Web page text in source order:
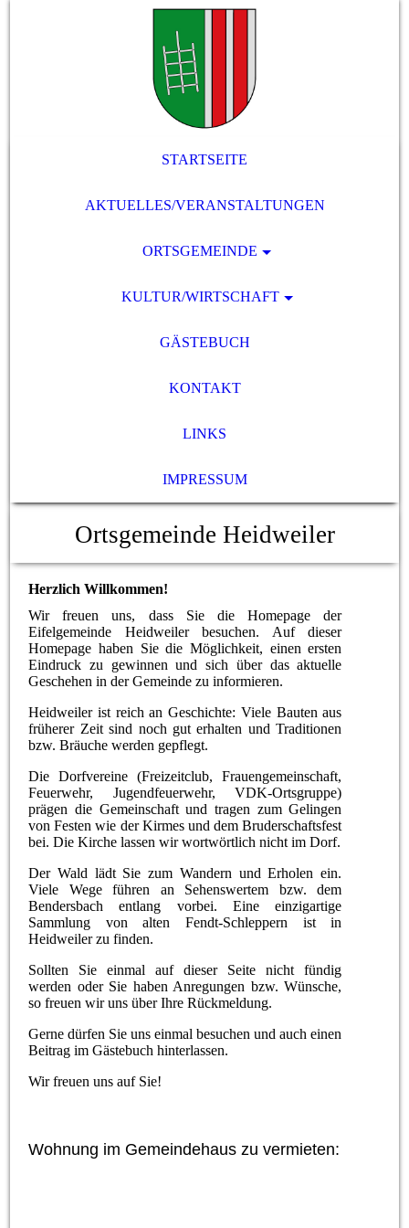
STARTSEITE
AKTUELLES/VERANSTALTUNGEN
ORTSGEMEINDE
KULTUR/WIRTSCHAFT
GÄSTEBUCH
KONTAKT
LINKS
IMPRESSUM
Ortsgemeinde Heidweiler
Herzlich Willkommen!
Wir freuen uns, dass Sie die Homepage der
Eifelgemeinde Heidweiler besuchen. Auf dieser
Homepage haben Sie die Möglichkeit, einen ersten
Eindruck zu gewinnen und sich über das aktuelle
Geschehen in der Gemeinde zu informieren.
Heidweiler ist reich an Geschichte: Viele Bauten aus
früherer Zeit sind noch gut erhalten und Traditionen
bzw. Bräuche werden gepflegt.
Die Dorfvereine (Freizeitclub, Frauengemeinschaft,
Feuerwehr, Jugendfeuerwehr, VDK-Ortsgruppe)
prägen die Gemeinschaft und tragen zum Gelingen
von Festen wie der Kirmes und dem Bruderschaftsfest
bei. Die Kirche lassen wir wortwörtlich nicht im Dorf.
Der Wald lädt Sie zum Wandern und Erholen ein.
Viele Wege führen an Sehenswertem bzw. dem
Bendersbach entlang vorbei. Eine einzigartige
Sammlung von alten Fendt-Schleppern ist in
Heidweiler zu finden.
Sollten Sie einmal auf dieser Seite nicht fündig
werden oder Sie haben Anregungen bzw. Wünsche,
so freuen wir uns über Ihre Rückmeldung.
Gerne dürfen Sie uns einmal besuchen und auch einen
Beitrag im Gästebuch hinterlassen.
Wir freuen uns auf Sie!
Wohnung im Gemeindehaus zu vermieten: